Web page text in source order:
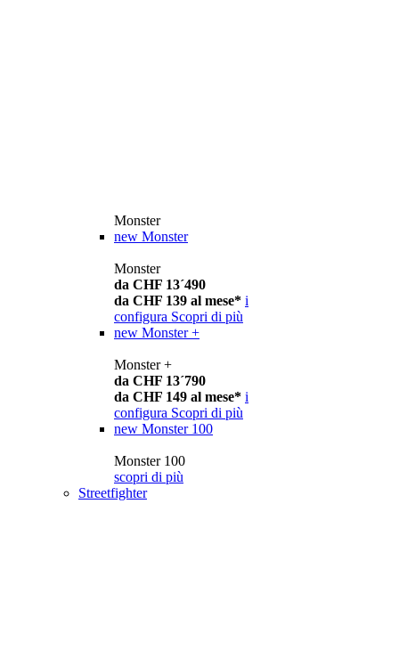
Monster
new Monster
Monster
da CHF 13´490
da CHF 139 al mese* i
configura Scopri di più
new Monster +
Monster +
da CHF 13´790
da CHF 149 al mese* i
configura Scopri di più
new Monster 100
Monster 100
scopri di più
Streetfighter